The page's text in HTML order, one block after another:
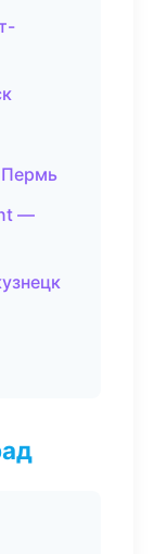
Пермь
—